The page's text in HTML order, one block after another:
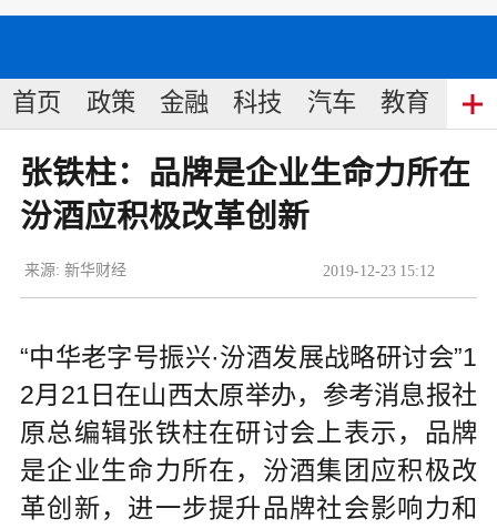
首页 政策 金融 科技 汽车 教育 食
张铁柱：品牌是企业生命力所在
汾酒应积极改革创新
2019-12-23 15:12
来源: 新华财经
“中华老字号振兴·汾酒发展战略研讨会”1
2月21日在山西太原举办，参考消息报社
原总编辑张铁柱在研讨会上表示，品牌
是企业生命力所在，汾酒集团应积极改
革创新，进一步提升品牌社会影响力和